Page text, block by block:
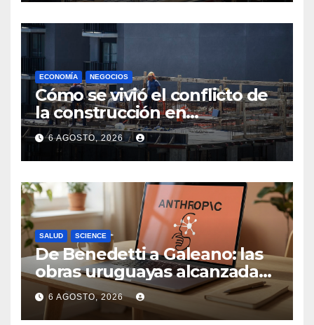
ECONOMÍA NEGOCIOS
Cómo se vivió el conflicto de
la construcción en
Maldonado, un
departamento donde el
sector tiene sus
particularidades
6 AGOSTO, 2026
SALUD SCIENCE
De Benedetti a Galeano: las
obras uruguayas alcanzadas
por la demanda colectiva de
US$ 1.500 millones contra
6 AGOSTO, 2026